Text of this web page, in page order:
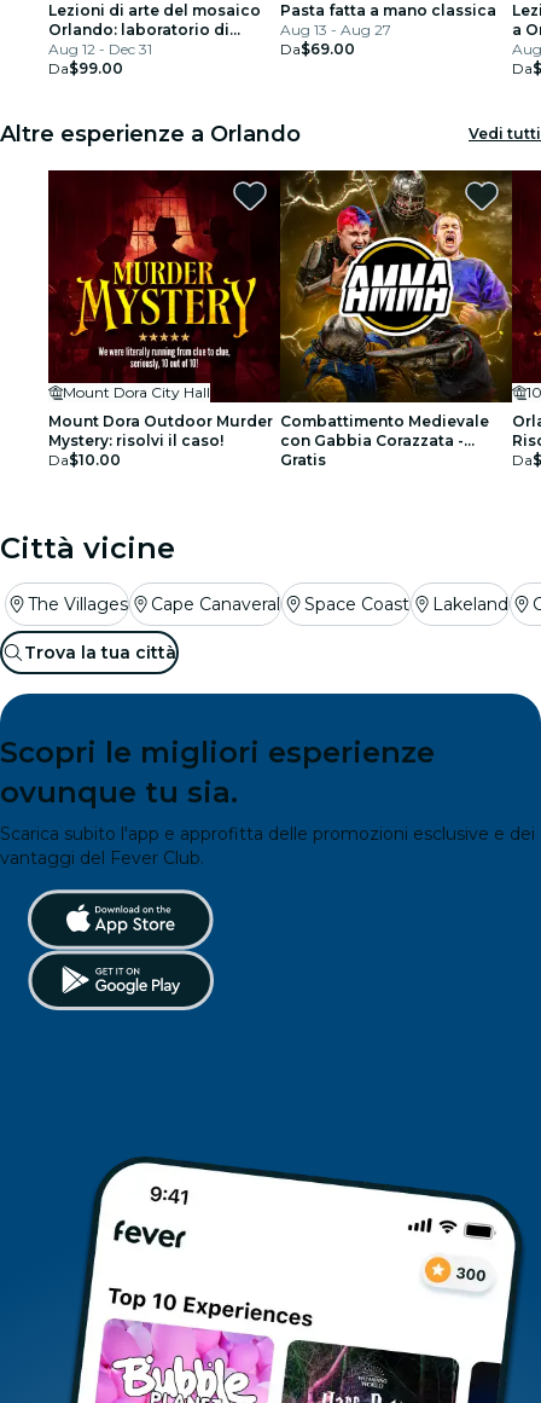
Lezioni di arte del mosaico
Orlando: laboratorio di
lampade turche
Aug 12 - Dec 31
Da$99.00
Pasta fatta a mano classica
Aug 13 - Aug 27
Da$69.00
a
Da
Altre esperienze a Orlando Vedi tutti
Mount Dora City Hall
Mount Dora Outdoor Murder
Mystery: risolvi il caso!
Da$10.00
Combattimento Medievale
con Gabbia Corazzata -
Orlando - Lista di Attesa
Gratis
Da
Città vicine
The Villages Cape Canaveral Space Coast Lakeland
Trova la tua città
Scopri le migliori esperienze
ovunque tu sia.
Scarica subito l'app e approfitta delle promozioni esclusive e dei
vantaggi del Fever Club.